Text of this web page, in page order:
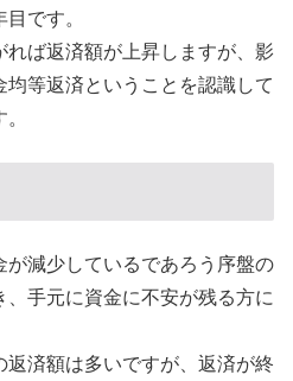
です。
ば返済額が上昇しますが、影
等返済ということを認識して
減少しているであろう序盤の
手元に資金に不安が残る方に
済額は多いですが、返済が終